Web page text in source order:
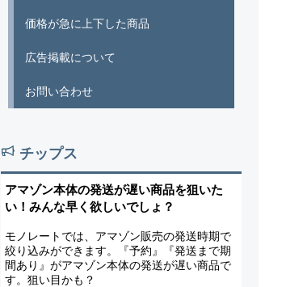
価格が急に上下した商品
広告掲載について
お問い合わせ
チップス
アマゾン本体の発送が遅い商品を狙いた
い！みんな早く欲しいでしょ？
モノレートでは、アマゾン販売の発送時期で
絞り込みができます。『予約』『発送まで期
間あり』がアマゾン本体の発送が遅い商品で
す。狙い目かも？